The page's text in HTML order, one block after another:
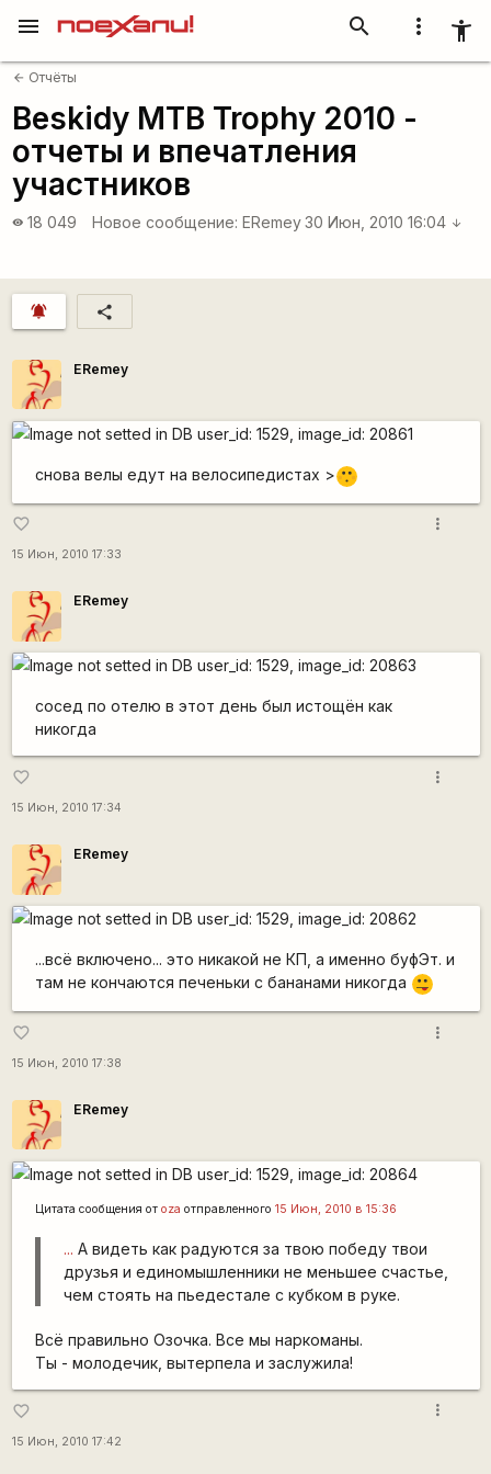
more_vert accessibility_new
search
menu
arrow_back Отчёты
Beskidy MTB Trophy 2010 -
отчеты и впечатления
участников
visibility 18 049 Новое сообщение: ERemey 30 Июн, 2010 16:04 arrow_downward
notifications_active share
ERemey
снова велы едут на велосипедистах > :[
favorite_border
15 Июн, 2010 17:33
more_vert
ERemey
сосед по отелю в этот день был истощён как
никогда
favorite_border
15 Июн, 2010 17:34
more_vert
ERemey
...всё включено... это никакой не КП, а именно буфЭт. и
там не кончаются печеньки с бананами никогда :P
favorite_border
15 Июн, 2010 17:38
more_vert
ERemey
Цитата сообщения от oza отправленного 15 Июн, 2010 в 15:36
... А видеть как радуются за твою победу твои
друзья и единомышленники не меньшее счастье,
чем стоять на пьедестале с кубком в руке.
Всё правильно Озочка. Все мы наркоманы.
Ты - молодечик, вытерпела и заслужила!
favorite_border
15 Июн, 2010 17:42
more_vert